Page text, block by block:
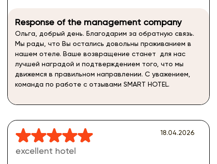
Response of the management company
Ольга, добрый день. Благодарим за обратную связь.
Мы рады, что Вы остались довольны проживанием в
нашем отеле. Ваше возвращение станет для нас
лучшей наградой и подтверждением того, что мы
движемся в правильном направлении. С уважением,
команда по работе с отзывами SMART HOTEL.
excellent hotel
18.04.2026